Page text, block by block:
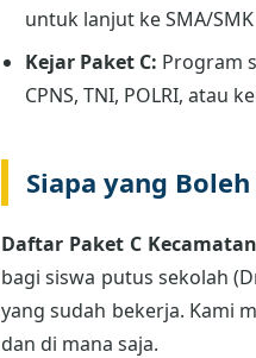
untuk lanjut ke SMA/
Kejar Paket C: Program
CPNS, TNI, POLRI, atau
Siapa yang
Daftar Paket C
bagi siswa putus sekolah
yang sudah bekerja. Kami
dan di mana saja.